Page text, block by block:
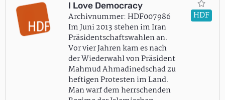
I Love Democracy
Archivnummer: HDF007986
Im Juni 2013 stehen im Iran
Präsidentschaftswahlen an.
Vor vier Jahren kam es nach
der Wiederwahl von Präsident
Mahmud Ahmadinedschad zu
heftigen Protesten im Land.
Man warf dem herrschenden
HDF